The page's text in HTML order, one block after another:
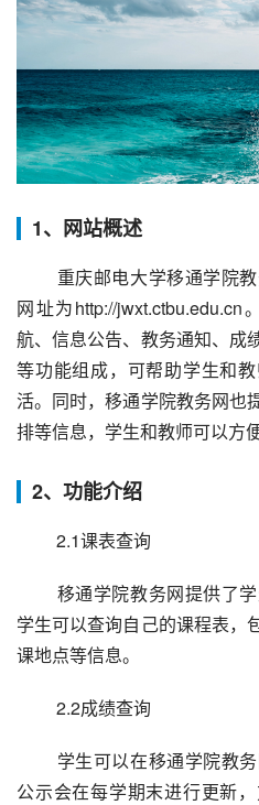
1、网站概述
网址为http://
航、信息公告、教务通知、成
等功能组成，可帮助学生和
活。同时，移通学院教务网也
排等信息，学生和教师可以方
2、功能介绍
2.1课表查询
学生可以查询自己的课程表，
课地点等信息。
2.2成绩查询
公示会在每学期末进行更新